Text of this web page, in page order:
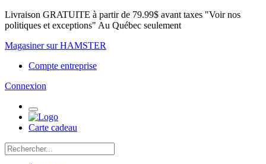
Livraison GRATUITE à partir de 79.99$ avant taxes "Voir nos
politiques et exceptions" Au Québec seulement
Magasiner sur HAMSTER
Compte entreprise
Connexion
Carte cadeau